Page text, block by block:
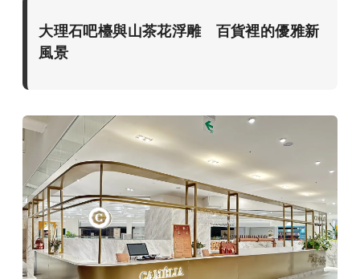
大理石吧檯與山茶花浮雕 百貨裡的優雅新
風景